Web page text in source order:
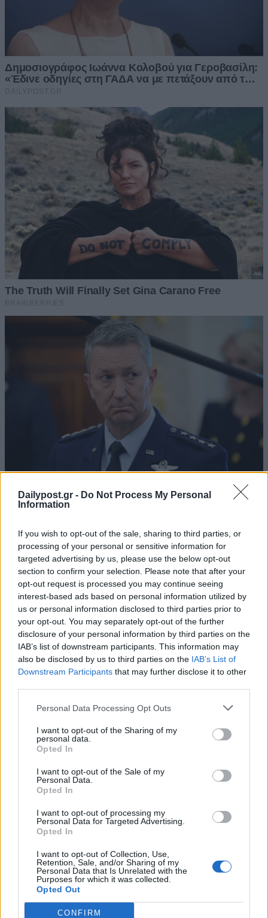
Dailypost.gr - Do Not Process My Personal
Information
If you wish to opt-out of the sale, sharing to third parties, or
processing of your personal or sensitive information for
targeted advertising by us, please use the below opt-out
section to confirm your selection. Please note that after your
opt-out request is processed you may continue seeing
interest-based ads based on personal information utilized by
us or personal information disclosed to third parties prior to
your opt-out. You may separately opt-out of the further
disclosure of your personal information by third parties on the
IAB’s list of downstream participants. This information may
also be disclosed by us to third parties on the IAB’s List of
Downstream Participants that may further disclose it to other
Personal Data Processing Opt Outs
I want to opt-out of the Sharing of my
personal data.
Opted In
I want to opt-out of the Sale of my
Personal Data.
Opted In
I want to opt-out of processing my
Personal Data for Targeted Advertising.
Opted In
I want to opt-out of Collection, Use,
Retention, Sale, and/or Sharing of my
Personal Data that Is Unrelated with the
Purposes for which it was collected.
Opted Out
CONFIRM